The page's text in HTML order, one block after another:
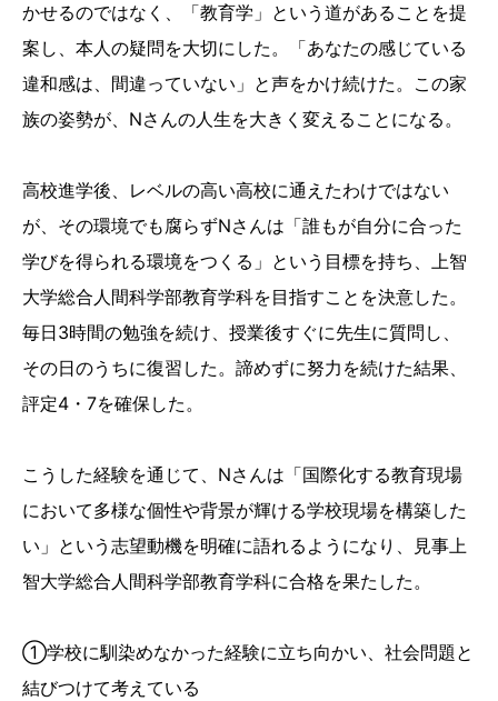
かせるのではなく、「教育学」という道があることを提
案し、本人の疑問を大切にした。「あなたの感じている
違和感は、間違っていない」と声をかけ続けた。この家
族の姿勢が、Nさんの人生を大きく変えることになる。
高校進学後、レベルの高い高校に通えたわけではない
が、その環境でも腐らずNさんは「誰もが自分に合った
学びを得られる環境をつくる」という目標を持ち、上智
大学総合人間科学部教育学科を目指すことを決意した。
毎日3時間の勉強を続け、授業後すぐに先生に質問し、
その日のうちに復習した。諦めずに努力を続けた結果、
評定4・7を確保した。
こうした経験を通じて、Nさんは「国際化する教育現場
において多様な個性や背景が輝ける学校現場を構築した
い」という志望動機を明確に語れるようになり、見事上
智大学総合人間科学部教育学科に合格を果たした。
①学校に馴染めなかった経験に立ち向かい、社会問題と
結びつけて考えている